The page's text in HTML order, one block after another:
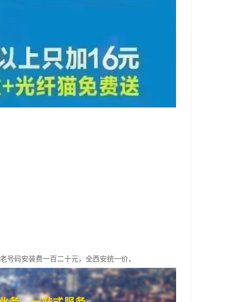
号码安装费一百二十元，全西安统一价，